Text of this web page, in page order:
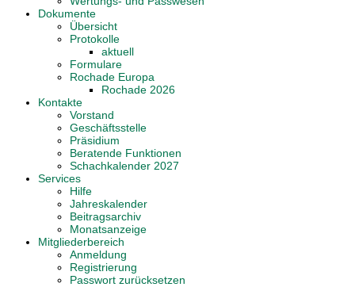
Dokumente
Übersicht
Protokolle
aktuell
Formulare
Rochade Europa
Rochade 2026
Kontakte
Vorstand
Geschäftsstelle
Präsidium
Beratende Funktionen
Schachkalender 2027
Services
Hilfe
Jahreskalender
Beitragsarchiv
Monatsanzeige
Mitgliederbereich
Anmeldung
Registrierung
Passwort zurücksetzen